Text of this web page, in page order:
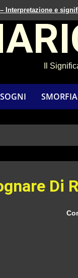
Interpretazione e
Il
Di